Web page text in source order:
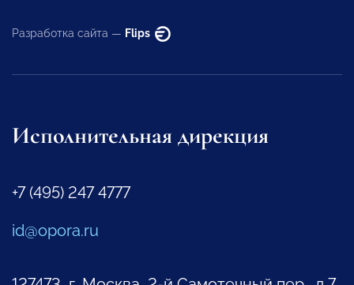
Разработка сайта — Flips
Исполнительная дирекция
+7 (495) 247 4777
id@opora.ru